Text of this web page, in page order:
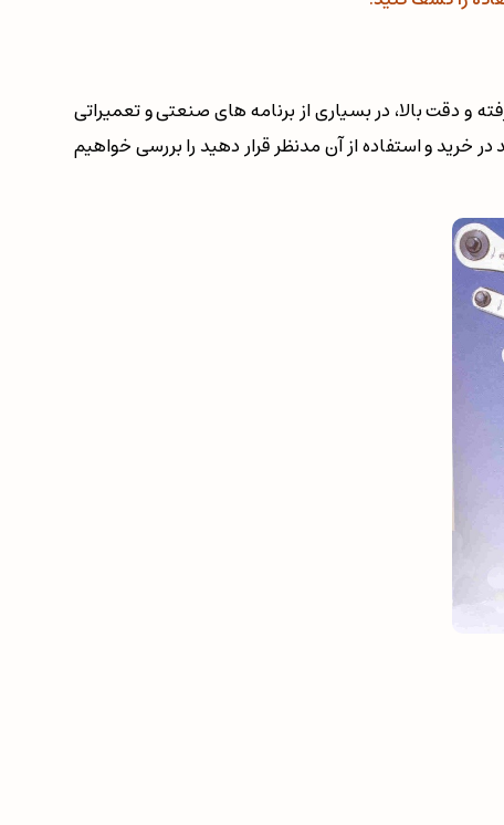
و دقت بالا، در بسیاری از برنامه های صنعتی و تعمیراتی
خرید و استفاده از آن مدنظر قرار دهید را بررسی خواهیم